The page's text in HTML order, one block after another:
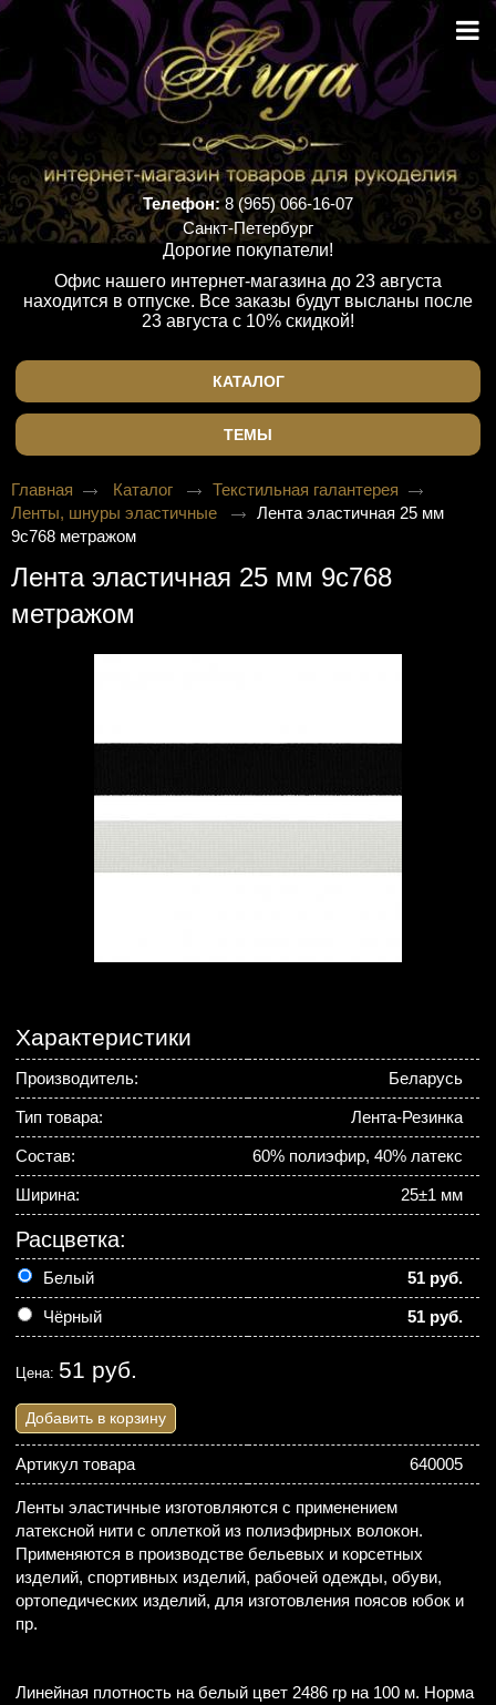
Телефон:8 (965) 066-16-07
Санкт-Петербург
Дорогие покупатели!
Офис нашего интернет-магазина до 23 августа
находится в отпуске. Все заказы будут высланы после
23 августа с 10% скидкой!
КАТАЛОГ
ТЕМЫ
Главная Каталог
Текстильная галантерея
Ленты, шнуры эластичные
Лента эластичная 25 мм
9с768 метражом
Лента эластичная 25 мм 9с768
метражом
Характеристики
Производитель: Беларусь
Тип товара: Лента-Резинка
Состав: 60% полиэфир, 40% латекс
Ширина: 25±1 мм
Расцветка:
Белый 51 руб.
Чёрный 51 руб.
Цена: 51 руб.
Добавить в корзину
Артикул товара 640005
Ленты эластичные изготовляются с применением
латексной нити с оплеткой из полиэфирных волокон.
Применяются в производстве бельевых и корсетных
изделий, спортивных изделий, рабочей одежды, обуви,
ортопедических изделий, для изготовления поясов юбок и
пр.
Линейная плотность на белый цвет 2486 гр на 100 м. Норма